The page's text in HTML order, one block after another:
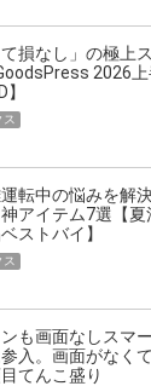
て損なし」の極上
2026上
ス
転中の悩みを解
アイテム7選【夏
ストバイ】
ス
も画面なしスマ
入。画面がなく
てんこ盛り